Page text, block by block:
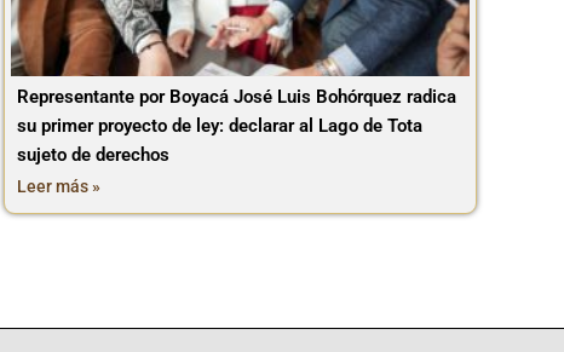
Representante por Boyacá José Luis Bohórquez radica
su primer proyecto de ley: declarar al Lago de Tota
sujeto de derechos
Leer más »